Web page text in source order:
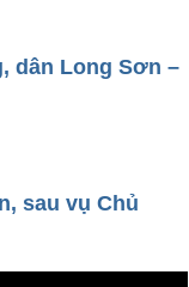
dân Long Sơn –
sau vụ Chủ